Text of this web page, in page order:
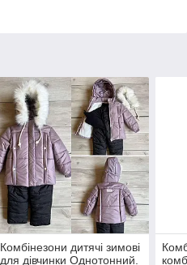
Комбінезони дитячі зимові
для дівчинки Однотонний.